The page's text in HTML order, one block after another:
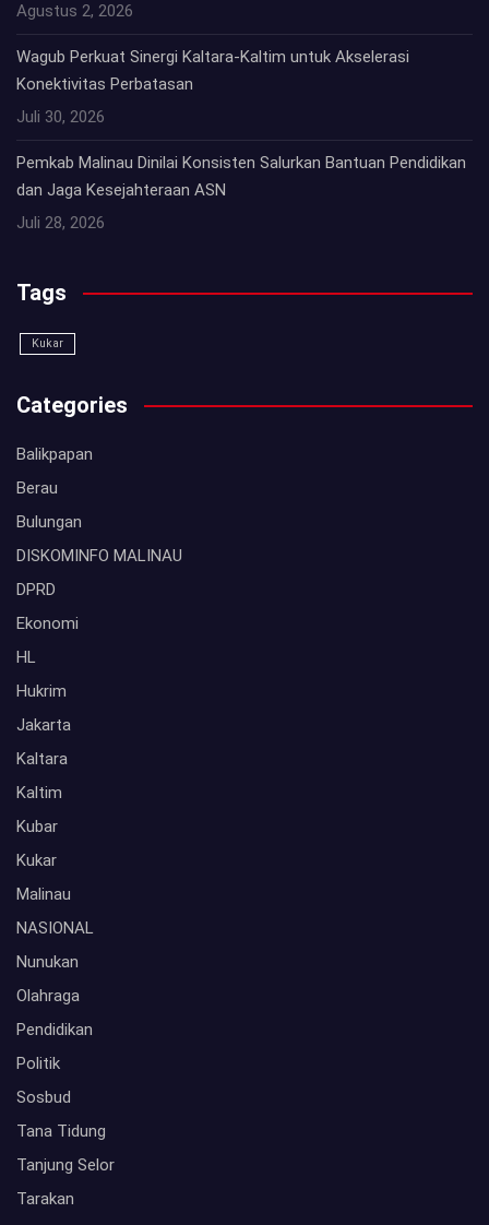
Agustus 2, 2026
Wagub Perkuat Sinergi Kaltara-Kaltim untuk Akselerasi
Konektivitas Perbatasan
Juli 30, 2026
Pemkab Malinau Dinilai Konsisten Salurkan Bantuan Pendidikan
dan Jaga Kesejahteraan ASN
Juli 28, 2026
Tags
Kukar
Categories
Balikpapan
Berau
Bulungan
DISKOMINFO MALINAU
DPRD
Ekonomi
HL
Hukrim
Jakarta
Kaltara
Kaltim
Kubar
Kukar
Malinau
NASIONAL
Nunukan
Olahraga
Pendidikan
Politik
Sosbud
Tana Tidung
Tanjung Selor
Tarakan